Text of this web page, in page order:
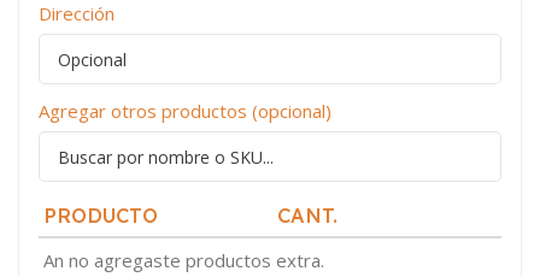
Dirección
Agregar otros productos (opcional)
PRODUCTO CANT.
An no agregaste productos extra.